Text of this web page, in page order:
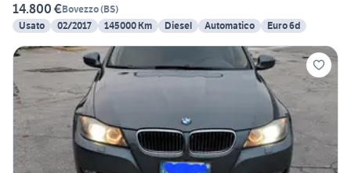
14.800 €Bovezzo(BS)
Usato
02/2017 145000 Km Diesel Automatico Euro 6d